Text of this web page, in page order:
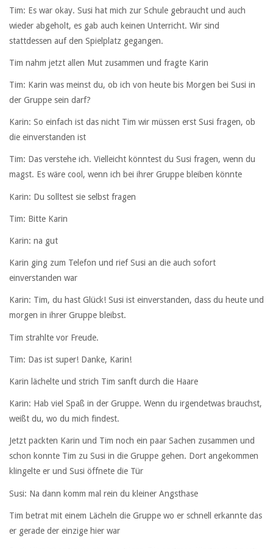
Tim: Es war okay. Susi hat mich zur Schule gebraucht und auch
wieder abgeholt, es gab auch keinen Unterricht. Wir sind
stattdessen auf den Spielplatz gegangen.
Tim nahm jetzt allen Mut zusammen und fragte Karin
Tim: Karin was meinst du, ob ich von heute bis Morgen bei Susi in
der Gruppe sein darf?
Karin: So einfach ist das nicht Tim wir müssen erst Susi fragen, ob
die einverstanden ist
Tim: Das verstehe ich. Vielleicht könntest du Susi fragen, wenn du
magst. Es wäre cool, wenn ich bei ihrer Gruppe bleiben könnte
Karin: Du solltest sie selbst fragen
Tim: Bitte Karin
Karin: na gut
Karin ging zum Telefon und rief Susi an die auch sofort
einverstanden war
Karin: Tim, du hast Glück! Susi ist einverstanden, dass du heute und
morgen in ihrer Gruppe bleibst.
Tim strahlte vor Freude.
Tim: Das ist super! Danke, Karin!
Karin lächelte und strich Tim sanft durch die Haare
Karin: Hab viel Spaß in der Gruppe. Wenn du irgendetwas brauchst,
weißt du, wo du mich findest.
Jetzt packten Karin und Tim noch ein paar Sachen zusammen und
schon konnte Tim zu Susi in die Gruppe gehen. Dort angekommen
klingelte er und Susi öffnete die Tür
Susi: Na dann komm mal rein du kleiner Angsthase
Tim betrat mit einem Lächeln die Gruppe wo er schnell erkannte das
er gerade der einzige hier war